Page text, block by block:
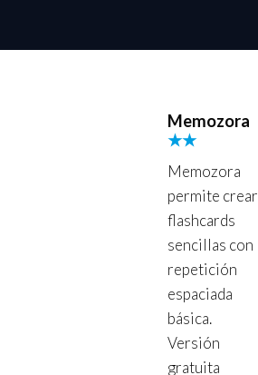
Memozora
★★
Memozora
permite crear
flashcards
sencillas con
repetición
espaciada
básica.
Versión
gratuita